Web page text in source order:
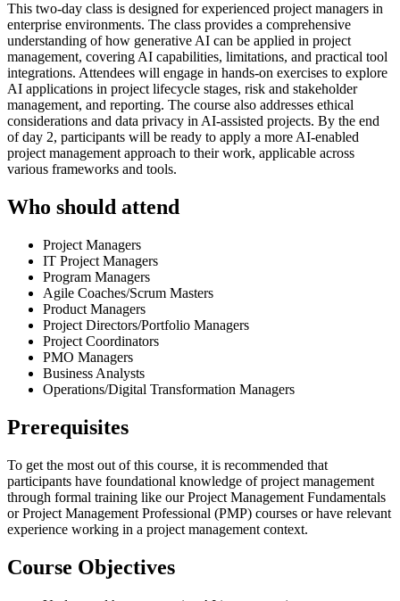
This two-day class is designed for experienced project managers in
enterprise environments. The class provides a comprehensive
understanding of how generative AI can be applied in project
management, covering AI capabilities, limitations, and practical tool
integrations. Attendees will engage in hands-on exercises to explore
AI applications in project lifecycle stages, risk and stakeholder
management, and reporting. The course also addresses ethical
considerations and data privacy in AI-assisted projects. By the end
of day 2, participants will be ready to apply a more AI-enabled
project management approach to their work, applicable across
various frameworks and tools.
Who should attend
Project Managers
IT Project Managers
Program Managers
Agile Coaches/Scrum Masters
Product Managers
Project Directors/Portfolio Managers
Project Coordinators
PMO Managers
Business Analysts
Operations/Digital Transformation Managers
Prerequisites
To get the most out of this course, it is recommended that
participants have foundational knowledge of project management
through formal training like our Project Management Fundamentals
or Project Management Professional (PMP) courses or have relevant
experience working in a project management context.​
Course Objectives